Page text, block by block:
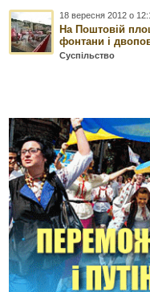
18 вересня 2012 о
На Поштовій
фонтани і
Суспільство